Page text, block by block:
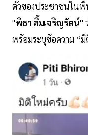
ตัวของประชาชนใน
"พิธา ลิ้มเจริญรัตน์"
พร้อมระบุข้อความ “